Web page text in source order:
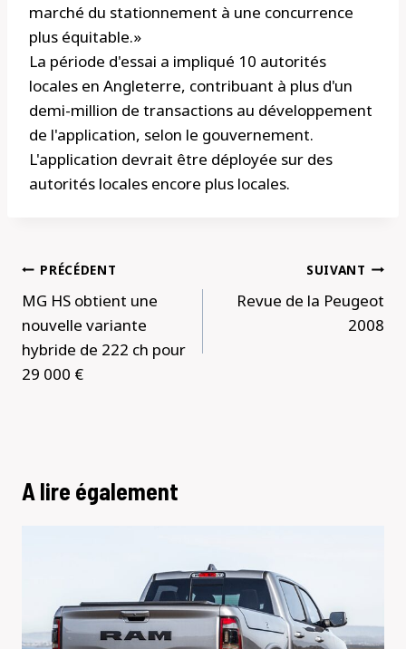
marché du stationnement à une concurrence
plus équitable.»
La période d'essai a impliqué 10 autorités
locales en Angleterre, contribuant à plus d'un
demi-million de transactions au développement
de l'application, selon le gouvernement.
L'application devrait être déployée sur des
autorités locales encore plus locales.
Navigation
de
l’article
PRÉCÉDENT
MG HS obtient une
nouvelle variante
hybride de 222 ch pour
29 000 €
SUIVANT
Revue de la Peugeot
2008
A lire également